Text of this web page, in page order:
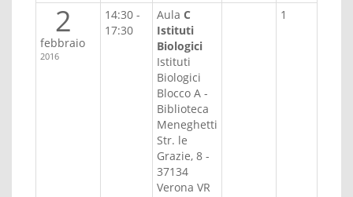
2
febbraio
2016
14:30 -
17:30
Aula C
Istituti
Biologici
Istituti
Biologici
Blocco A -
Biblioteca
Meneghetti
Str. le
Grazie, 8 -
37134
Verona VR
1